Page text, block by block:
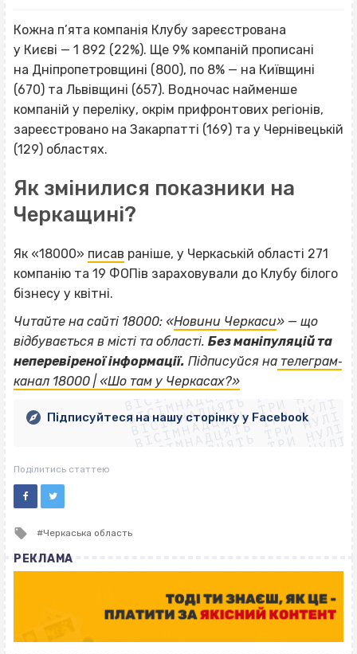
Кожна п’ята компанія Клубу зареєстрована
у Києві — 1 892 (22%). Ще 9% компаній прописані
на Дніпропетровщині (800), по 8% — на Київщині
(670) та Львівщині (657). Водночас найменше
компаній у переліку, окрім прифронтових регіонів,
зареєстровано на Закарпатті (169) та у Чернівецькій
(129) областях.
Як змінилися показники на
Черкащині?
Як «18000» писав раніше, у Черкаській області 271
компанію та 19 ФОПів зараховували до Клубу білого
бізнесу у квітні.
Читайте на сайті 18000: «Новини Черкаси» — що
відбувається в місті та області. Без маніпуляцій та
неперевіреної інформації. Підписуйся на телеграм‐
канал 18000 | «Шо там у Черкасах?»
ВІСІМНАДЦЯТЬ ТРИ НУЛІ
ВІСІМНАДЦЯТЬ ТРИ НУЛІ
ВІСІМНАДЦЯТЬ ТРИ НУЛІ
ВІСІМНАДЦЯТЬ ТРИ НУЛІ
ВІСІМНАДЦЯТЬ ТРИ НУЛІ
ВІСІМНАДЦЯТЬ ТРИ НУЛІ
ВІСІМНАДЦЯТЬ ТРИ НУЛІ
ВІСІМНАДЦЯТЬ ТРИ НУЛІ
Підписуйтеся на нашу сторінку у Facebook
Поділитись статтею
Tagged
Черкаська область
РЕКЛАМА